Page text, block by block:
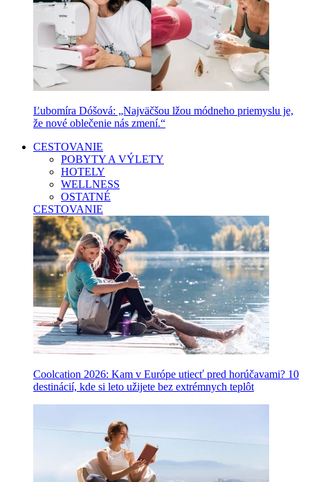
Ľubomíra Dóšová: „Najväčšou lžou módneho priemyslu je,
že nové oblečenie nás zmení.“
CESTOVANIE
POBYTY A VÝLETY
HOTELY
WELLNESS
OSTATNÉ
CESTOVANIE
Coolcation 2026: Kam v Európe utiecť pred horúčavami? 10
destinácií, kde si leto užijete bez extrémnych teplôt